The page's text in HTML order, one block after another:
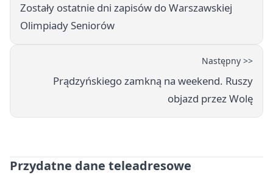
Zostały ostatnie dni zapisów do Warszawskiej
Olimpiady Seniorów
Następny >>
Prądzyńskiego zamkną na weekend. Ruszy
objazd przez Wolę
Przydatne dane teleadresowe